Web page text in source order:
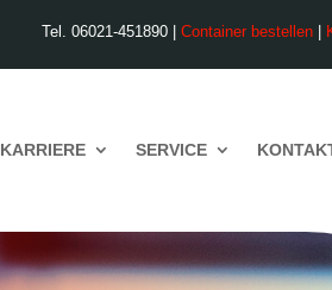
Tel. 06021-451890 | Container bestellen|
KARRIERE SERVICE